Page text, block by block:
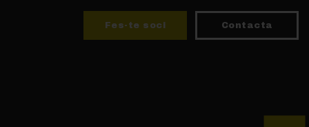
Fes-te soci Contacta